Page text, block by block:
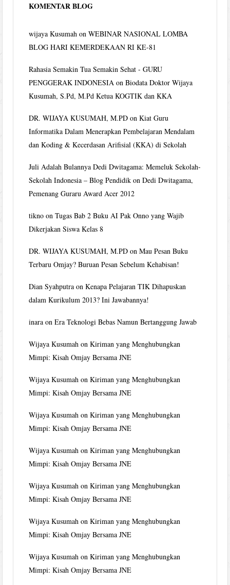
KOMENTAR BLOG
wijaya Kusumah onWEBINAR NASIONAL LOMBA
BLOG HARI KEMERDEKAAN RI KE-81
Rahasia Semakin Tua Semakin Sehat - GURU
PENGGERAK INDONESIA onBiodata Doktor Wijaya
Kusumah, S.Pd, M.Pd Ketua KOGTIK dan KKA
DR. WIJAYA KUSUMAH, M.PD onKiat Guru
Informatika Dalam Menerapkan Pembelajaran Mendalam
dan Koding & Kecerdasan Arifisial (KKA) di Sekolah
Juli Adalah Bulannya Dedi Dwitagama: Memeluk Sekolah-
Sekolah Indonesia – Blog Pendidik onDedi Dwitagama,
Pemenang Guraru Award Acer 2012
tikno onTugas Bab 2 Buku AI Pak Onno yang Wajib
Dikerjakan Siswa Kelas 8
DR. WIJAYA KUSUMAH, M.PD onMau Pesan Buku
Terbaru Omjay? Buruan Pesan Sebelum Kehabisan!
Dian Syahputra onKenapa Pelajaran TIK Dihapuskan
dalam Kurikulum 2013? Ini Jawabannya!
inara onEra Teknologi Bebas Namun Bertanggung Jawab
Wijaya Kusumah onKiriman yang Menghubungkan
Mimpi: Kisah Omjay Bersama JNE
Wijaya Kusumah onKiriman yang Menghubungkan
Mimpi: Kisah Omjay Bersama JNE
Wijaya Kusumah onKiriman yang Menghubungkan
Mimpi: Kisah Omjay Bersama JNE
Wijaya Kusumah onKiriman yang Menghubungkan
Mimpi: Kisah Omjay Bersama JNE
Wijaya Kusumah onKiriman yang Menghubungkan
Mimpi: Kisah Omjay Bersama JNE
Wijaya Kusumah onKiriman yang Menghubungkan
Mimpi: Kisah Omjay Bersama JNE
Wijaya Kusumah onKiriman yang Menghubungkan
Mimpi: Kisah Omjay Bersama JNE